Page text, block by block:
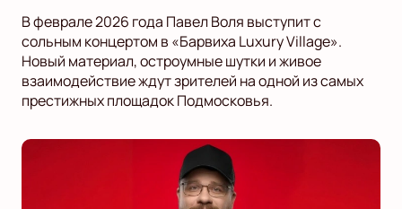
В феврале 2026 года Павел Воля выступит с
сольным концертом в «Барвиха Luxury Village».
Новый материал, остроумные шутки и живое
взаимодействие ждут зрителей на одной из самых
престижных площадок Подмосковья.